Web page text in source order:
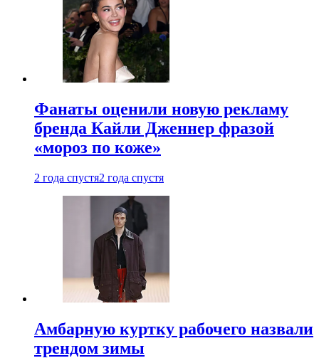
Фанаты оценили новую рекламу
бренда Кайли Дженнер фразой
«мороз по коже»
2 года спустя2 года спустя
Амбарную куртку рабочего назвали
трендом зимы